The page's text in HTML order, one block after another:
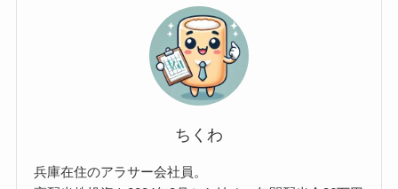
ちくわ
兵庫在住のアラサー会社員。